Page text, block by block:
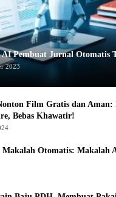
AI Pembuat Jurnal Otomatis
2023
Film Gratis dan Aman:
Bebas Khawatir!
Makalah Otomatis: Makalah